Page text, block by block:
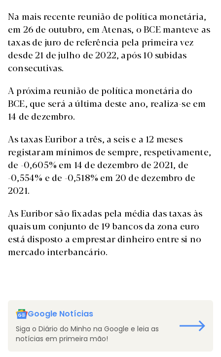
Na mais recente reunião de política monetária,
em 26 de outubro, em Atenas, o BCE manteve as
taxas de juro de referência pela primeira vez
desde 21 de julho de 2022, após 10 subidas
consecutivas.
A próxima reunião de política monetária do
BCE, que será a última deste ano, realiza-se em
14 de dezembro.
As taxas Euribor a três, a seis e a 12 meses
registaram mínimos de sempre, respetivamente,
de -0,605% em 14 de dezembro de 2021, de
-0,554% e de -0,518% em 20 de dezembro de
2021.
As Euribor são fixadas pela média das taxas às
quais um conjunto de 19 bancos da zona euro
está disposto a emprestar dinheiro entre si no
mercado interbancário.
Google Notícias
Siga o Diário do Minho na Google e leia as
notícias em primeira mão!